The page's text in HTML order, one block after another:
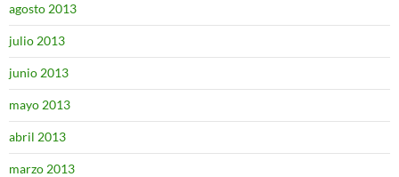
agosto 2013
julio 2013
junio 2013
mayo 2013
abril 2013
marzo 2013